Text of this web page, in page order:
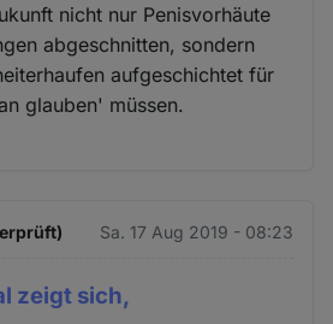
nicht nur Penisvorhäute
abgeschnitten, sondern
aufgeschichtet für
glauben' müssen.
Sa. 17 Aug 2019 - 08:23
zeigt sich,